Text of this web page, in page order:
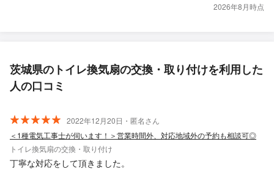
2026年8月時点
茨城県のトイレ換気扇の交換・取り付けを利用した
人の口コミ
2022年12月20日・匿名さん
＜1種電気工事士が伺います！＞営業時間外、対応地域外の予約も相談可◎
トイレ換気扇の交換・取り付け
丁寧な対応をして頂きました。